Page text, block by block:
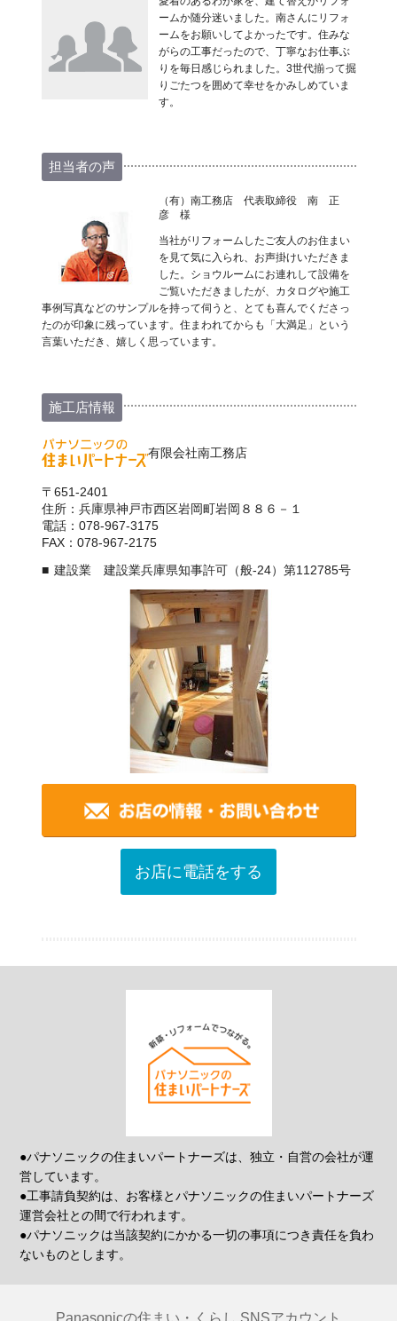
ームか随分迷いました。南さんにリフォ
ームをお願いしてよかったです。住みな
がらの工事だったので、丁寧なお仕事ぶ
りを毎日感じられました。3世代揃って掘
りごたつを囲めて幸せをかみしめていま
す。
担当者の声
（有）南工務店 代表取締役 南 正
彦 様
当社がリフォームしたご友人のお住まい
を見て気に入られ、お声掛けいただきま
した。ショウルームにお連れして設備を
ご覧いただきましたが、カタログや施工
事例写真などのサンプルを持って伺うと、とても喜んでくださっ
たのが印象に残っています。住まわれてからも「大満足」という
言葉いただき、嬉しく思っています。
施工店情報
有限会社南工務店
〒651-2401
住所：兵庫県神戸市西区岩岡町岩岡８８６－１
電話：078-967-3175
FAX：078-967-2175
建設業 建設業兵庫県知事許可（般-24）第112785号
お店に電話をする
●パナソニックの住まいパートナーズは、独立・自営の会社が運
営しています。
●工事請負契約は、お客様とパナソニックの住まいパートナーズ
運営会社との間で行われます。
●パナソニックは当該契約にかかる一切の事項につき責任を負わ
ないものとします。
Panasonicの住まい・くらし SNSアカウント